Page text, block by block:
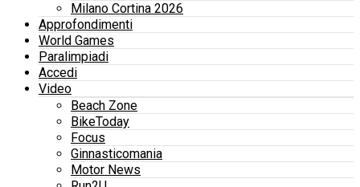
Milano Cortina 2026
Approfondimenti
World Games
Paralimpiadi
Accedi
Video
Beach Zone
BikeToday
Focus
Ginnasticomania
Motor News